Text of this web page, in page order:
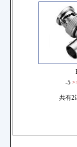
-5
共有2